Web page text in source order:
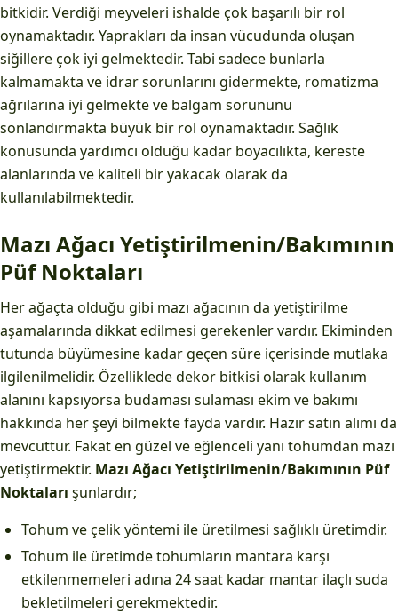
bitkidir. Verdiği meyveleri ishalde çok başarılı bir rol
oynamaktadır. Yaprakları da insan vücudunda oluşan
siğillere çok iyi gelmektedir. Tabi sadece bunlarla
kalmamakta ve idrar sorunlarını gidermekte, romatizma
ağrılarına iyi gelmekte ve balgam sorununu
sonlandırmakta büyük bir rol oynamaktadır. Sağlık
konusunda yardımcı olduğu kadar boyacılıkta, kereste
alanlarında ve kaliteli bir yakacak olarak da
kullanılabilmektedir.
Mazı Ağacı Yetiştirilmenin/Bakımının
Püf Noktaları
Her ağaçta olduğu gibi mazı ağacının da yetiştirilme
aşamalarında dikkat edilmesi gerekenler vardır. Ekiminden
tutunda büyümesine kadar geçen süre içerisinde mutlaka
ilgilenilmelidir. Özelliklede dekor bitkisi olarak kullanım
alanını kapsıyorsa budaması sulaması ekim ve bakımı
hakkında her şeyi bilmekte fayda vardır. Hazır satın alımı da
mevcuttur. Fakat en güzel ve eğlenceli yanı tohumdan mazı
yetiştirmektir. Mazı Ağacı Yetiştirilmenin/Bakımının Püf
Noktaları şunlardır;
Tohum ve çelik yöntemi ile üretilmesi sağlıklı üretimdir.
Tohum ile üretimde tohumların mantara karşı
etkilenmemeleri adına 24 saat kadar mantar ilaçlı suda
bekletilmeleri gerekmektedir.